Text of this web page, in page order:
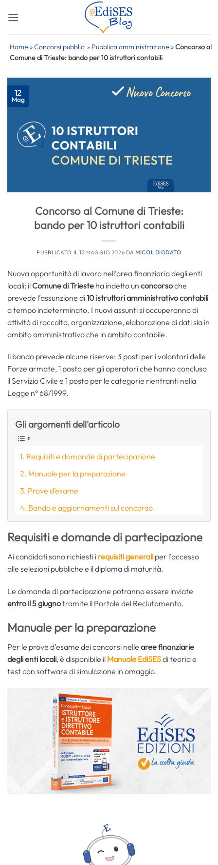
Home »Concorsi pubblici » Pubblica amministrazione »Concorso al
Comune di Trieste: bando per 10 istruttori contabili
12
Mag
Concorso al Comune di Trieste:
bando per 10 istruttori contabili
PUBBLICATO IL12 MAGGIO 2026 DA MICOL DIODATO
Nuova opportunità di lavoro nell’area finanziaria degli enti
locali: il Comune di Trieste ha indetto un concorsoche
prevede l’assunzione di10 istruttori amministrativo contabili
a tempo indeterminato. I nuovi assunti si occuperanno di
attività di raccolta, organizzazione, elaborazione di dati sia in
ambito amministrativo che in ambito contabile.
Il bando prevede alcune riserve: 3 posti per i volontari delle
Forze armate, 1 posto per gli operatori che hanno concluso
il Servizio Civile e 1 posto per le categorie rientranti nella
Legge n° 68/1999.
Gli argomenti dell'articolo
Requisiti e domande di partecipazione
Manuale per la preparazione
Prove d’esame
Bando e aggiornamenti sul concorso
Requisiti e domande di partecipazione
Ai candidati sono richiesti i requisiti generali per l’accesso
alle selezioni pubbliche e il diploma di maturità.
Le domande di partecipazione potranno essere inviate
entro il 5 giugnotramite il Portale del Reclutamento.
Manuale per la preparazione
Per le prove d’esame dei concorsi nelle aree finanziarie
degli enti locali, è disponibile il Manuale EdiSESdi teoria e
test con software di simulazione in omaggio.